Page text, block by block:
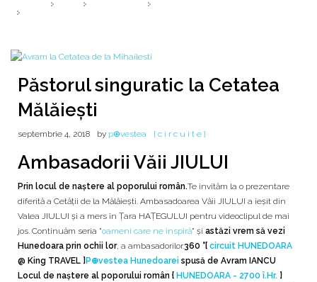
Păstorul singuratic la Cetatea
Mălăiești
septembrie 4, 2018 by p⊕vestea [ c i r c u i t e ]
Ambasadorii Văii JIULUI
Prin locul de naştere al poporului român.Te invităm la o prezentare
diferită a Cetății de la Mălăiești. Ambasadoarea Văii JIULUI a ieșit din
Valea JIULUI și a mers în Țara HAȚEGULUI pentru videoclipul de mai
jos. Continuăm seria "oameni care ne inspiră" și astăzi vrem să vezi
Hunedoara prin ochii lor, a ambasadorilor.360 °[ circuit HUNEDOARA
@ King TRAVEL ] P⊕vestea Hunedoarei spusă de Avram IANCU
Locul de naştere al poporului român { HUNEDOARA - 2700 î.Hr. }